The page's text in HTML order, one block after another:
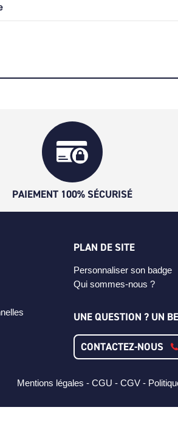
PAIEMENT 100% SÉCURISÉ
PLAN DE SITE
Personnaliser son badge
Qui sommes-nous ?
UNE QUESTION ? UN
CONTACTEZ-NOUS
Mentions légales - CGU - CGV -